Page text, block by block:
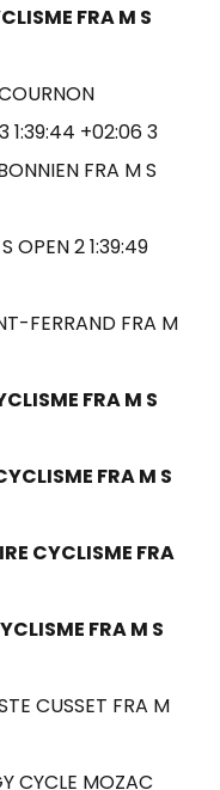
FRA M S
1:39:44 +02:06 3
FRA M S
OPEN 2 1:39:49
FERRAND FRA M
FRA M S
FRA M S
CYCLISME FRA
FRA M S
CUSSET FRA M
CYCLE MOZAC